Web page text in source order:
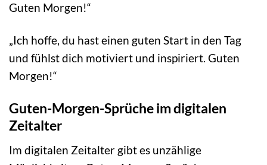
Guten Morgen!“
„Ich hoffe, du hast einen guten Start in den Tag
und fühlst dich motiviert und inspiriert. Guten
Morgen!“
Guten-Morgen-Sprüche im digitalen
Zeitalter
Im digitalen Zeitalter gibt es unzählige